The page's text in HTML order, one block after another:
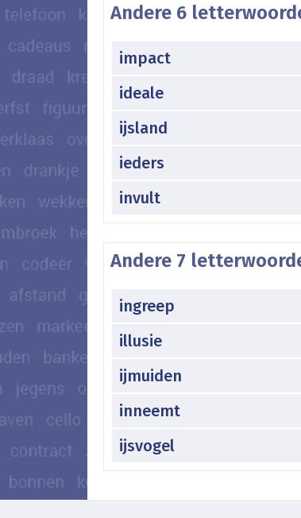
Andere 6
impact
ideale
ijsland
ieders
invult
Andere 7
ingreep
illusie
ijmuiden
inneemt
ijsvogel